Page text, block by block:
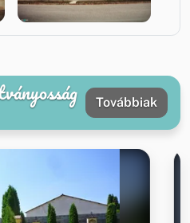
Továbbiak